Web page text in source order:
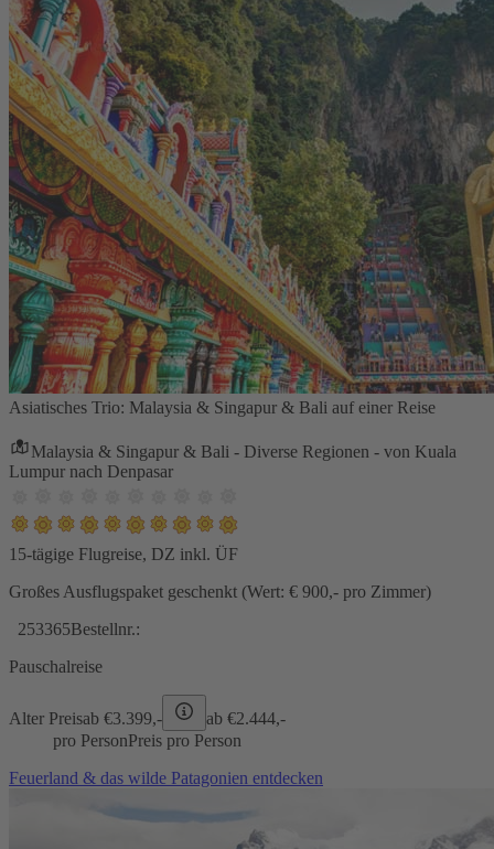
Asiatisches Trio: Malaysia & Singapur & Bali auf einer Reise
Malaysia & Singapur & Bali - Diverse Regionen - von Kuala
Lumpur nach Denpasar
15-tägige Flugreise, DZ inkl. ÜF
Großes Ausflugspaket geschenkt (Wert: € 900,- pro Zimmer)
253365Bestellnr.:
Pauschalreise
Alter Preisab €3.399,- ab €2.444,-
pro PersonPreis pro Person
Feuerland & das wilde Patagonien entdecken